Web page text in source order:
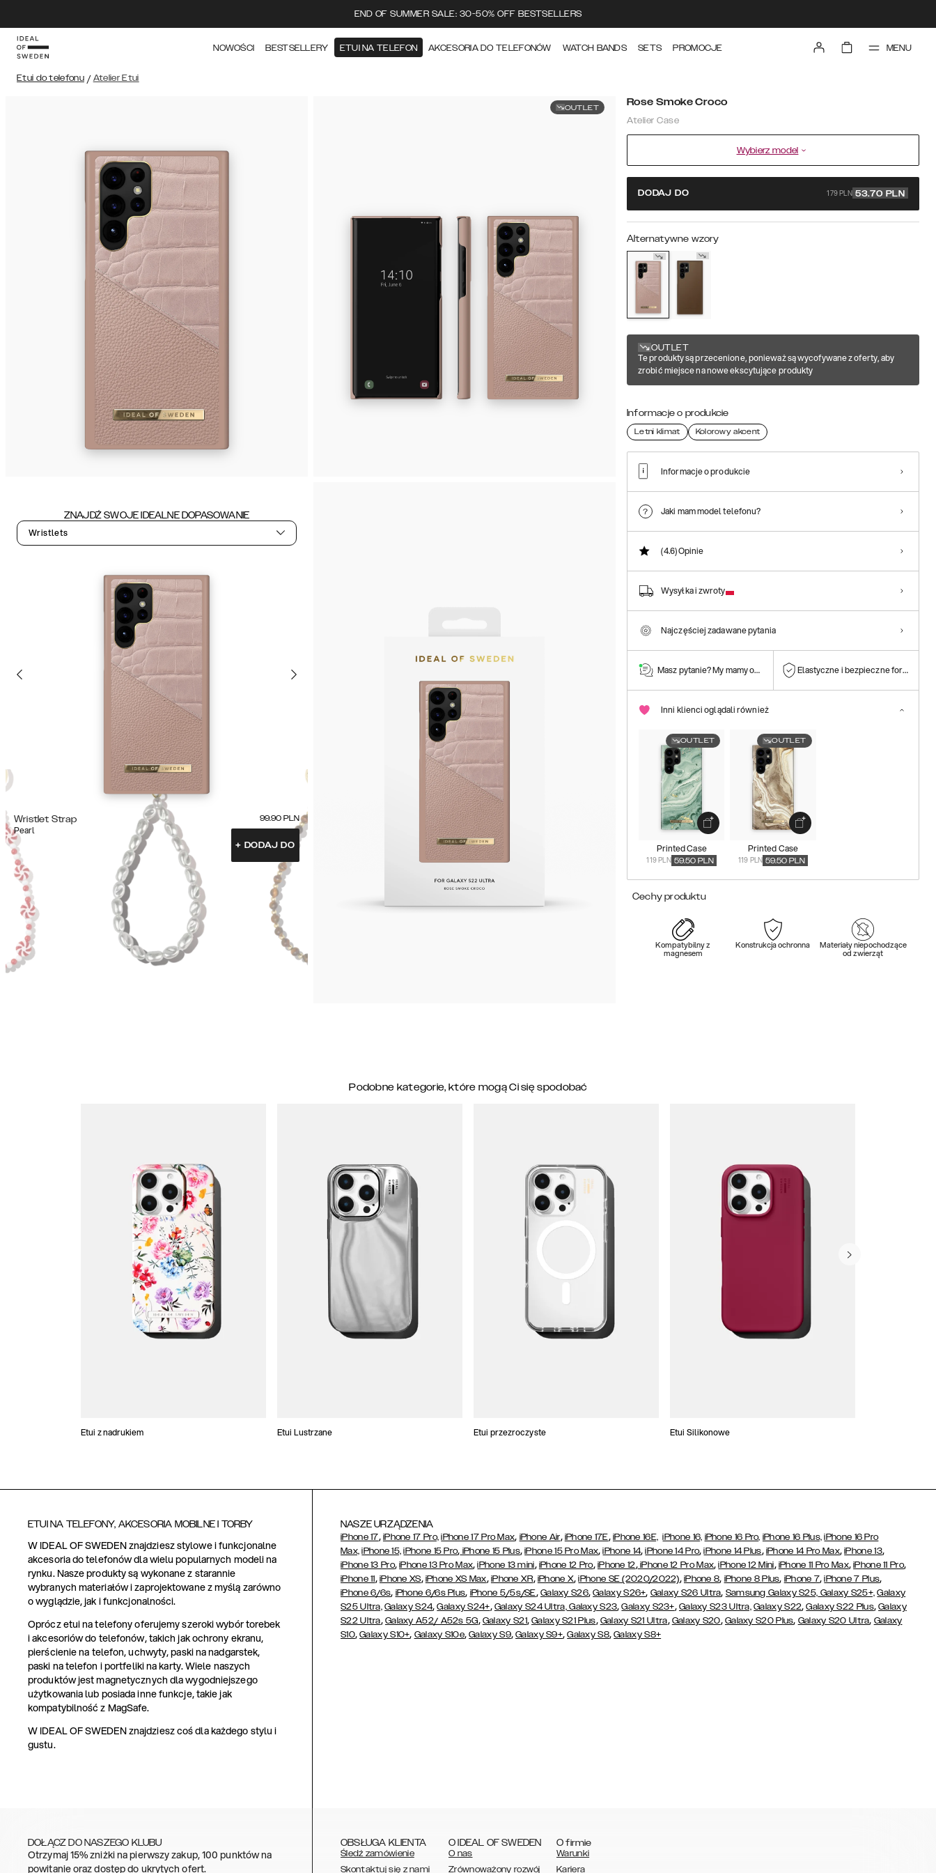
END OF SUMMER SALE: 30-50% OFF BESTSELLERS
NOWOŚCI BESTSELLERY ETUI NA TELEFON AKCESORIA DO TELEFONÓW WATCH BANDS SETS PROMOCJE MENU
Etui do telefonu / Atelier Etui
OUTLET
ZNAJDŹ SWOJE IDEALNE DOPASOWANIE
Wristlets
Wristlet Strap
Pearl
99.90 PLN
+ DODAJ DO
Rose Smoke Croco
Atelier Case
Wybierz model
DODAJ DO 179 PLN 53.70 PLN
Alternatywne wzory
OUTLET
Te produkty są przecenione, ponieważ są wycofywane z oferty, aby
zrobić miejsce na nowe ekscytujące produkty
Informacje o produkcie
Letni klimat Kolorowy akcent
Informacje o produkcie
Jaki mam model telefonu?
(4.6)Opinie
Wysyłka i zwroty
Najczęściej zadawane pytania
Masz pytanie? My mamy odpowiedź! Elastyczne i bezpieczne formy
Inni klienci oglądali również
OUTLET
Printed Case
119 PLN 59.50 PLN
OUTLET
Printed Case
119 PLN 59.50 PLN
Cechy produktu
Kompatybilny z
magnesem
Konstrukcja ochronna Materiały niepochodzące
od zwierząt
Podobne kategorie, które mogą Ci się spodobać
Etui z nadrukiem Etui Lustrzane Etui przezroczyste Etui Silikonowe
ETUI NA TELEFONY, AKCESORIA MOBILNE I TORBY
W IDEAL OF SWEDEN znajdziesz stylowe i funkcjonalne
akcesoria do telefonów dla wielu popularnych modeli na
rynku. Nasze produkty są wykonane z starannie
wybranych materiałów i zaprojektowane z myślą zarówno
o wyglądzie, jak i funkcjonalności.
Oprócz etui na telefony oferujemy szeroki wybór torebek
i akcesoriów do telefonów, takich jak ochrony ekranu,
pierścienie na telefon, uchwyty, paski na nadgarstek,
paski na telefon i portfeliki na karty. Wiele naszych
produktów jest magnetycznych dla wygodniejszego
użytkowania lub posiada inne funkcje, takie jak
kompatybilność z MagSafe.
W IDEAL OF SWEDEN znajdziesz coś dla każdego stylu i
gustu.
NASZE URZĄDZENIA
iPhone 17, iPhone 17 Pro, iPhone 17 Pro Max, iPhone Air, iPhone 17E, iPhone 16E, iPhone 16, iPhone 16 Pro, iPhone 16 Plus, iPhone 16 Pro
Max, iPhone 15, iPhone 15 Pro, iPhone 15 Plus,iPhone 15 Pro Max,iPhone 14,iPhone 14 Pro,iPhone 14 Plus, iPhone 14 Pro Max,iPhone 13,
iPhone 13 Pro,iPhone 13 Pro Max,iPhone 13 mini, iPhone 12 Pro, iPhone 12,iPhone 12 Pro Max,iPhone 12 Mini, iPhone 11 Pro Max,iPhone 11 Pro,
iPhone 11, iPhone XS, iPhone XS Max, iPhone XR, iPhone X,iPhone SE (2020/2022), iPhone 8, iPhone 8 Plus, iPhone 7,iPhone 7 Plus,
iPhone 6/6s, iPhone 6/6s Plus, iPhone 5/5s/SE, Galaxy S26,Galaxy S26+, Galaxy S26 Ultra, Samsung Galaxy S25, Galaxy S25+, Galaxy
S25 Ultra, Galaxy S24,Galaxy S24+, Galaxy S24 Ultra,Galaxy S23,Galaxy S23+, Galaxy S23 Ultra, Galaxy S22,Galaxy S22 Plus,Galaxy
S22 Ultra, Galaxy A52/ A52s 5G, Galaxy S21,Galaxy S21 Plus, Galaxy S21 Ultra, Galaxy S20, Galaxy S20 Plus, Galaxy S20 Ultra, Galaxy
S10,Galaxy S10+, Galaxy S10e,Galaxy S9,Galaxy S9+,Galaxy S8,Galaxy S8+
DOŁĄCZ DO NASZEGO KLUBU
Otrzymaj 15% zniżki na pierwszy zakup, 100 punktów na
powitanie oraz dostęp do ukrytych ofert.
OBSŁUGA KLIENTA
Śledź zamówienie
Skontaktuj się z nami
O IDEAL OF SWEDEN
O nas
Zrównoważony rozwój
O firmie
Warunki
Kariera